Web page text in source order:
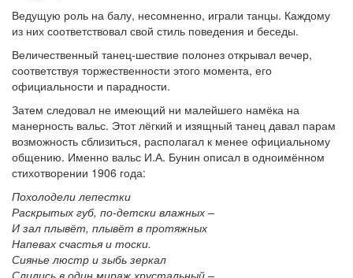
Ведущую роль на балу, несомненно, играли танцы. Каждому
из них соответствовал свой стиль поведения и беседы.
Величественный танец-шествие полонез открывал вечер,
соответствуя торжественности этого момента, его
официальности и парадности.
Затем следовал не имеющий ни малейшего намёка на
манерность вальс. Этот лёгкий и изящный танец давал парам
возможность сблизиться, располагал к менее официальному
общению. Именно вальс И.А. Бунин описал в одноимённом
стихотворении 1906 года:
Похолодели лепестки
Раскрытых губ, по-детски влажных –
И зал плывёт, плывёт в протяжных
Напевах счастья и тоски.
Сиянье люстр и зыбь зеркал
Слились в один мираж хрустальный –